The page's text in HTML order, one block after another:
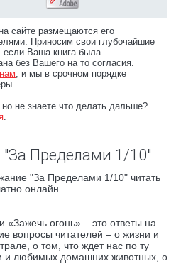
сайте размещаются его
Приносим свои глубочайшие
если Ваша книга была
без Вашего на то согласия.
, и мы в срочном порядке
не знаете что делать дальше?
.
Пределами 1/10"
"За Пределами 1/10" читать
онлайн.
огонь» – это ответы на
вопросы читателей – о жизни и
о том, что ждет нас по ту
и любимых домашних животных, о